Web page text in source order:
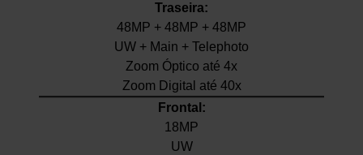
Traseira:
48MP + 48MP + 48MP
UW + Main + Telephoto
Zoom Óptico até 4x
Zoom Digital até 40x
Frontal:
18MP
UW